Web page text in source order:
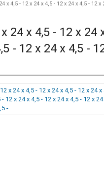
x 4,5 - 12 x 24 x 4,5 - 12 x 24 x 4,5 - 12
24 x 4,5 - 12 x 24
- 12 x 24 x 4,5 -